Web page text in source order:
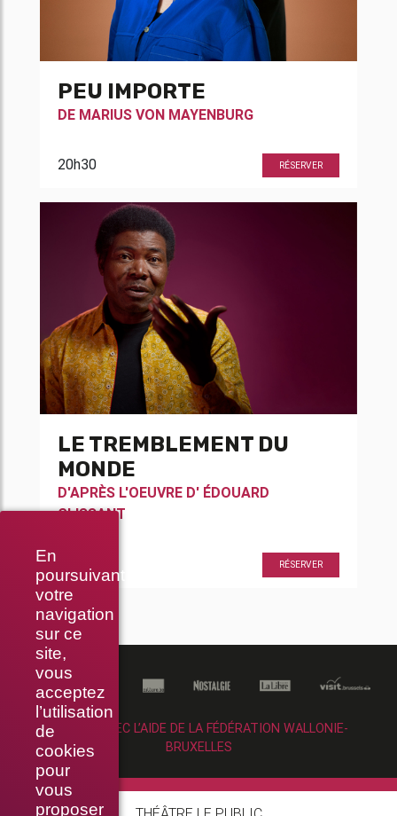
En
poursuivant
votre
navigation
sur ce
site,
vous
acceptez
l’utilisation
de
cookies
pour
vous
proposer
PEU IMPORTE
DE MARIUS VON MAYENBURG
20h30 RÉSERVER
LE TREMBLEMENT DU
MONDE
D'APRÈS L'OEUVRE D' ÉDOUARD
GLISSANT
RÉSERVER
RÉALISÉ AVEC L’AIDE DE LA FÉDÉRATION WALLONIE-
BRUXELLES